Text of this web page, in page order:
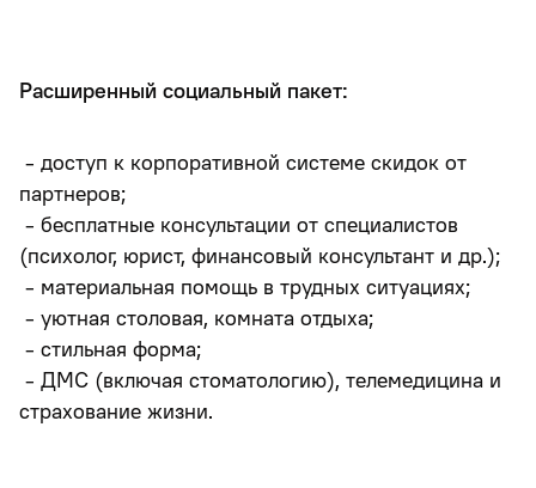
Расширенный социальный пакет:
- доступ к корпоративной системе скидок от
партнеров;
- бесплатные консультации от специалистов
(психолог, юрист, финансовый консультант и др.);
- материальная помощь в трудных ситуациях;
- уютная столовая, комната отдыха;
- стильная форма;
- ДМС (включая стоматологию), телемедицина и
страхование жизни.